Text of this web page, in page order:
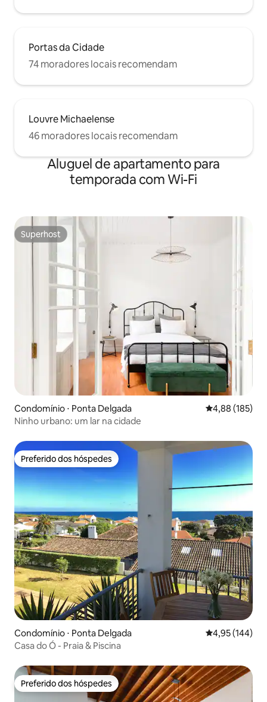
Portas da Cidade
74 moradores locais recomendam
Louvre Michaelense
46 moradores locais recomendam
Aluguel de apartamento para
temporada com Wi-Fi
Superhost
Superhost
Condomínio ⋅ Ponta Delgada 4,88 de uma
4,88 (185)
Ninho urbano: um lar na cidade
Preferido dos hóspedes
Preferido dos hóspedes
Condomínio ⋅ Ponta Delgada 4,95 de uma
4,95 (144)
Casa do Ó - Praia & Piscina
Preferido dos hóspedes
Preferido dos hóspedes